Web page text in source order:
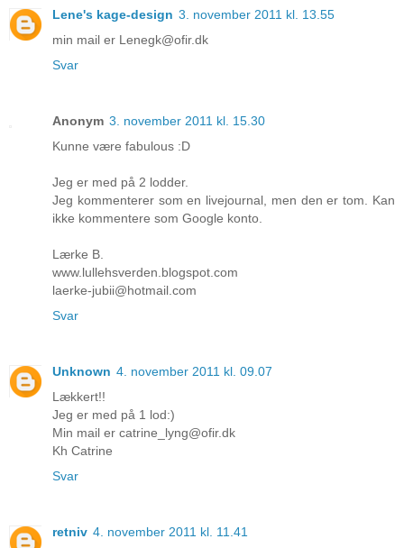
Lene's kage-design 3. november 2011 kl. 13.55
min mail er Lenegk@ofir.dk
Svar
Anonym 3. november 2011 kl. 15.30
Kunne være fabulous :D
Jeg er med på 2 lodder.
Jeg kommenterer som en livejournal, men den er tom. Kan
ikke kommentere som Google konto.
Lærke B.
www.lullehsverden.blogspot.com
laerke-jubii@hotmail.com
Svar
Unknown 4. november 2011 kl. 09.07
Lækkert!!
Jeg er med på 1 lod:)
Min mail er catrine_lyng@ofir.dk
Kh Catrine
Svar
retniv 4. november 2011 kl. 11.41